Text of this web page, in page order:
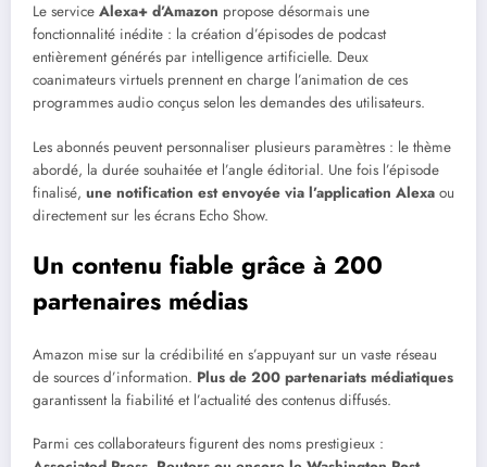
Le service Alexa+ d’Amazon propose désormais une
fonctionnalité inédite : la création d’épisodes de podcast
entièrement générés par intelligence artificielle. Deux
coanimateurs virtuels prennent en charge l’animation de ces
programmes audio conçus selon les demandes des utilisateurs.
Les abonnés peuvent personnaliser plusieurs paramètres : le thème
abordé, la durée souhaitée et l’angle éditorial. Une fois l’épisode
finalisé, une notification est envoyée via l’application Alexa ou
directement sur les écrans Echo Show.
Un contenu fiable grâce à 200
partenaires médias
Amazon mise sur la crédibilité en s’appuyant sur un vaste réseau
de sources d’information. Plus de 200 partenariats médiatiques
garantissent la fiabilité et l’actualité des contenus diffusés.
Parmi ces collaborateurs figurent des noms prestigieux :